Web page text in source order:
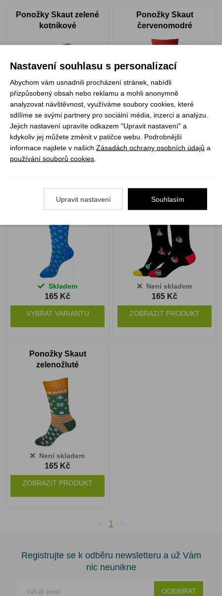
Ponožky Skaut zelené
kotníkové
Skladem
165 Kč
VYBRAT VARIANTU
Ponožky Skaut
červenomodré
Skladem
165 Kč
VYBRAT VARIANTU
Skladem
165 Kč
VYBRAT VARIANTU
Není skladem
165 Kč
ZOBRAZIT PRODUKT
Ponožky Skaut
zelenožluté
Není skladem
165 Kč
ZOBRAZIT PRODUKT
1
Registrujte se k odběru newsletteru a už Vám
nic neunikne
ODEBÍRAT
Nastavení souhlasu s personalizací
Abychom vám usnadnili procházení stránek, nabídli
přizpůsobený obsah nebo reklamu a mohli anonymně
analyzovat návštěvnost, využíváme soubory cookies, které
sdílíme se svými partnery pro sociální média, inzerci a analýzu.
Jejich nastavení upravíte odkazem "Upravit nastavení" a
kdykoliv jej můžete změnit v patičce webu. Podrobnější
informace najdete v našich Zásadách ochrany osobních údajů a
používání souborů cookies
Upravit nastavení Souhlasím